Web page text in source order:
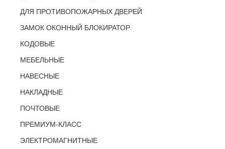
ДЛЯ ПРОТИВОПОЖАРНЫХ ДВЕРЕЙ
ЗАМОК ОКОННЫЙ БЛОКИРАТОР
КОДОВЫЕ
МЕБЕЛЬНЫЕ
НАВЕСНЫЕ
НАКЛАДНЫЕ
ПОЧТОВЫЕ
ПРЕМИУМ-КЛАСС
ЭЛЕКТРОМАГНИТНЫЕ